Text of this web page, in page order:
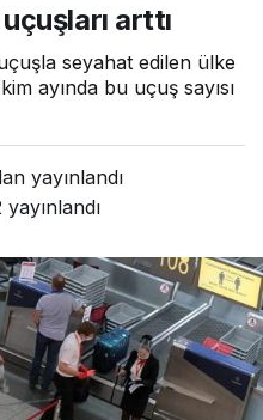
arttı
seyahat edilen ülke
ayında bu uçuş sayısı
yayınlandı
yayınlandı